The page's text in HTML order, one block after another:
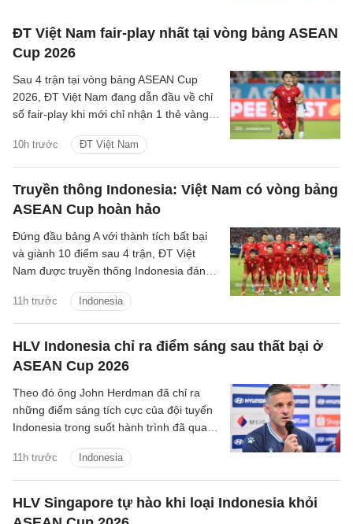
nhất khu vực.
ĐT Việt Nam fair-play nhất tại vòng bảng ASEAN
Cup 2026
10h trước ĐT Việt Nam
Sau 4 trận tại vòng bảng ASEAN Cup
2026, ĐT Việt Nam đang dẫn đầu về chỉ
số fair-play khi mới chỉ nhận 1 thẻ vàng
Truyền thông Indonesia: Việt Nam có vòng bảng
ASEAN Cup hoàn hảo
11h trước Indonesia
Đứng đầu bảng A với thành tích bất bại
và giành 10 điểm sau 4 trận, ĐT Việt
Nam được truyền thông Indonesia đánh
địch.
HLV Indonesia chỉ ra điểm sáng sau thất bại ở
ASEAN Cup 2026
11h trước Indonesia
Theo đó ông John Herdman đã chỉ ra
những điểm sáng tích cực của đội tuyển
Indonesia trong suốt hành trình đã qua
HLV Singapore tự hào khi loại Indonesia khỏi